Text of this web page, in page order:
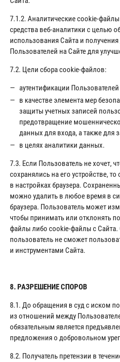
7.1.2. Аналитические cookie-
средства веб-аналитики с целью
использования Сайта и
Пользователей на Сайте для
7.2. Цели сбора cookie-файлов:
аутентификации
в качестве элемента мер
защиты учетных записей
предотвращение
данных для входа, а также для
в целях аналитики данных.
7.3. Если Пользователь не хочет,
сохранялись на его устройстве,
в настройках браузера.
можно удалить в любое время в
браузера. Пользователь может
чтобы принимать или отклонять
файлы либо cookie-файлы с
пользователь не сможет
и инструментами Сайта.
8. РАЗРЕШЕНИЕ СПОРОВ
8.1. До обращения в суд с иском
из отношений между
обязательным является
предложения о добровольном
8.2. Получатель претензии в